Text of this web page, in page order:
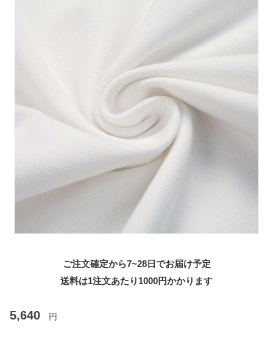
ご注文確定から7~28日でお届け予定
送料は1注文あたり 1000円かかります
5,640 円